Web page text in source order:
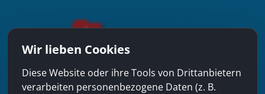
Wir lieben Cookies
Diese Website oder ihre Tools von Drittanbietern
verarbeiten personenbezogene Daten (z. B.